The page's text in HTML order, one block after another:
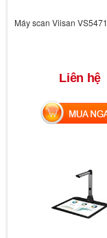
Máy scan Viisan VS5471
Liên hệ
MUA NGAY